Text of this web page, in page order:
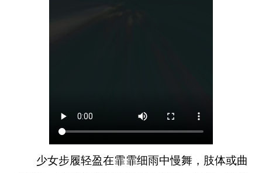
少女步履轻盈在霏霏细雨中慢舞，肢体或曲